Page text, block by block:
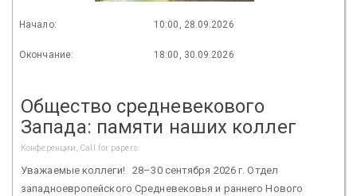
Начало: 10:00, 28.09.2026
Окончание: 18:00, 30.09.2026
Общество средневекового
Запада: памяти наших коллег
Конференции, Call for papers
Уважаемые коллеги! 28–30 сентября 2026 г. Отдел
западноевропейского Средневековья и раннего Нового